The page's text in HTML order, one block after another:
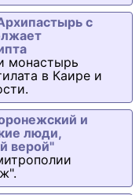
с
монастырь
в Каире и
и
люди,
верой"